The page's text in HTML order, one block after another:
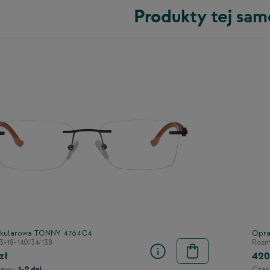
Produkty tej
TONNY 4764C4
18-140/34/138